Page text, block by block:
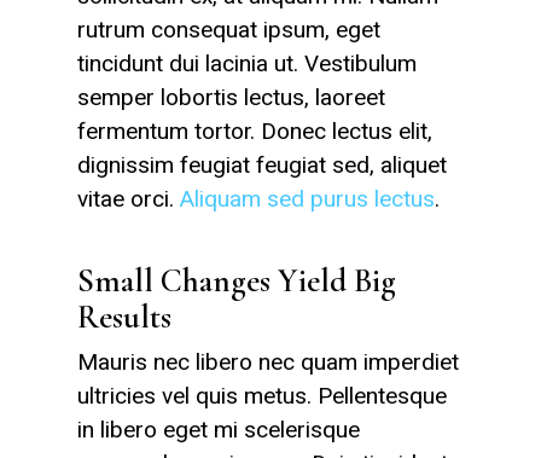
rutrum consequat ipsum, eget
tincidunt dui lacinia ut. Vestibulum
semper lobortis lectus, laoreet
fermentum tortor. Donec lectus elit,
dignissim feugiat feugiat sed, aliquet
vitae orci. Aliquam sed purus lectus.
Small Changes Yield Big
Results
Mauris nec libero nec quam imperdiet
ultricies vel quis metus. Pellentesque
in libero eget mi scelerisque